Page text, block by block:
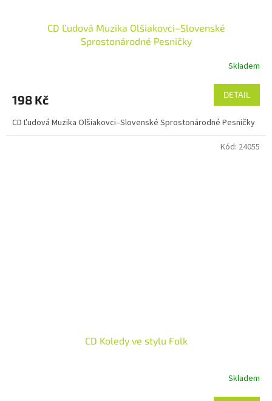
CD Ľudová Muzika Olšiakovci–Slovenské
Sprostonárodné Pesničky
Skladem
198 Kč DETAIL
CD Ľudová Muzika Olšiakovci–Slovenské Sprostonárodné Pesničky
CD Koledy ve stylu Folk
Skladem
Kód: 24055